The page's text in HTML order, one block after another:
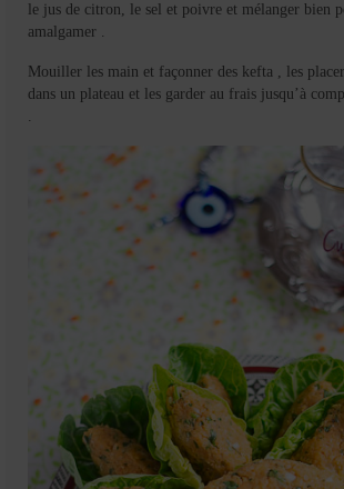
le jus de citron, le sel et poivre et mélanger bien
amalgamer .
Mouiller les main et façonner des kefta , les
dans un plateau et les garder au frais jusqu’à
.